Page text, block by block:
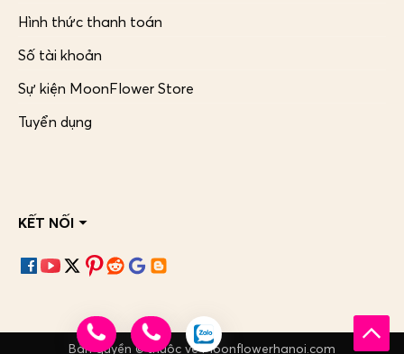
Hình thức thanh toán
Số tài khoản
Sự kiện MoonFlower Store
Tuyển dụng
KẾT NỐI
Bản quyền © thuộc về Moonflowerhanoi.com